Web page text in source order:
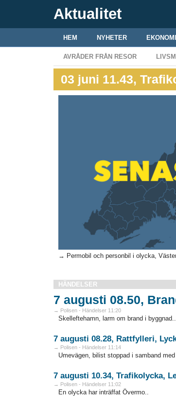
Aktualitet
HEM NYHETER EKONOMI
AVRÅDER FRÅN RESOR
03 juni 11.43,
→ Permobil och personbil i olycka,
HÄNDELSER
7 augusti 08.50,
→ Polisen - Händelser 11:20
Skelleftehamn, larm om brand i byggnad..
7 augusti 08.28, Rattfylleri,
→ Polisen - Händelser 11:14
Umevägen, bilist stoppad i samband med
7 augusti 10.34, Trafikolycka,
→ Polisen - Händelser 11:02
En olycka har inträffat Övermo..